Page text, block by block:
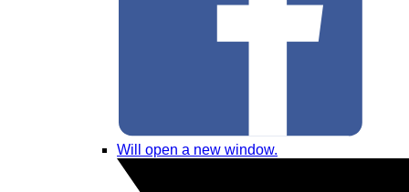
Will open a new window.